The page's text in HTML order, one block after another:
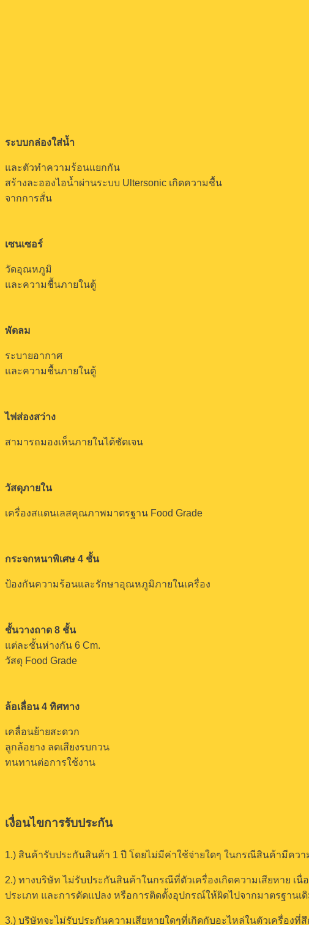
ระบบกล่องใส่น้ำ
และตัวทำความร้อนแยกกัน
สร้างละอองไอน้ำผ่านระบบ Ultersonic เกิดความชื้น
จากการสั่น
เซนเซอร์
วัดอุณหภูมิ
และความชื้นภายในตู้
พัดลม
ระบายอากาศ
และความชื้นภายในตู้
ไฟส่องสว่าง
สามารถมองเห็นภายในได้ชัดเจน
วัสดุภายใน
เครื่องสแตนเลสคุณภาพมาตรฐาน Food Grade
กระจกหนาพิเศษ 4 ชั้น
ป้องกันความร้อนและรักษาอุณหภูมิภายในเครื่อง
ชั้นวางถาด 8 ชั้น
แต่ละชั้นห่างกัน 6 Cm.
วัสดุ Food Grade
ล้อเลื่อน 4 ทิศทาง
เคลื่อนย้ายสะดวก
ลูกล้อยาง ลดเสียงรบกวน
ทนทานต่อการใช้งาน
เงื่อนไขการรับประกัน
1.) สินค้ารับประกันสินค้า 1 ปี โดยไม่มีค่าใช้จ่ายใดๆ ในกรณีสินค้ามีคว
2.) ทางบริษัท ไม่รับประกันสินค้าในกรณีที่ตัวเครื่องเกิดความเสียหาย เ
ประเภท และการดัดแปลง หรือการติดตั้งอุปกรณ์ให้ผิดไปจากมาตรฐานเ
3.) บริษัทจะไม่รับประกันความเสียหายใดๆที่เกิดกับอะไหล่ในตัวเครื่องที่